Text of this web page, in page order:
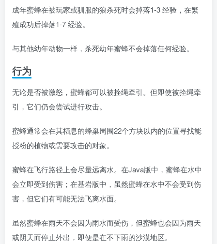
成年蜜蜂在被玩家或驯服的狼杀死时会掉落1-3 经验，在繁
殖成功后掉落1-7 经验。
与其他幼年动物一样，杀死幼年蜜蜂不会掉落任何经验。
行为
无论是否被激怒，蜜蜂都可以被拴绳牵引。但即使被拴绳牵
引，它们仍会尝试进行攻击。
蜜蜂通常会在其栖息的蜂巢周围22个方块以内的位置寻找能
授粉的植物或需要攻击的对象。
蜜蜂在飞行路径上会尽量远离水。在Java版中，蜜蜂在水中
会立即受到伤害；在基岩版中，虽然蜜蜂在水中不会受到伤
害，但它们有可能无法飞离水面。
虽然蜜蜂在雨天不会因为雨水而受伤，但蜜蜂也会因为雨天
或阴天而停止外出，即便是在不下雨的沙漠地区。